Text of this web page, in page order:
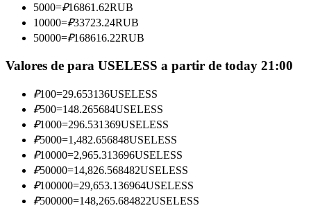
Informação
Análise de big data, incluindo informações comerciais, etc.
5000=₽16861.62RUB
10000=₽33723.24RUB
50000=₽168616.22RUB
Valores de para USELESS a partir de today 21:00
₽100=29.653136USELESS
₽500=148.265684USELESS
₽1000=296.531369USELESS
₽5000=1,482.656848USELESS
₽10000=2,965.313696USELESS
₽50000=14,826.568482USELESS
₽100000=29,653.136964USELESS
₽500000=148,265.684822USELESS